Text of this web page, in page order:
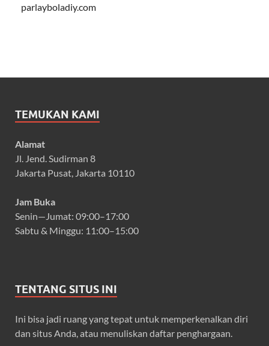
parlayboladiy.com
TEMUKAN KAMI
Alamat
Jl. Jend. Sudirman 8
Jakarta Pusat, Jakarta 10110
Jam Buka
Senin—Jumat: 09:00–17:00
Sabtu & Minggu: 11:00–15:00
TENTANG SITUS INI
Ini bisa jadi ruang yang tepat untuk memperkenalkan diri
dan situs Anda, atau menuliskan daftar penghargaan.